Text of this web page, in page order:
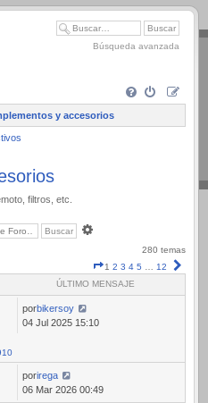
Búsqueda avanzada
y accesorios
filtros, etc.
280 temas
Página
1
1 2 3 4 5 … 12
ÚLTIMO MENSAJE
10
porbikersoy
04 Jul 2025 15:10
porirega
06 Mar 2026 00:49